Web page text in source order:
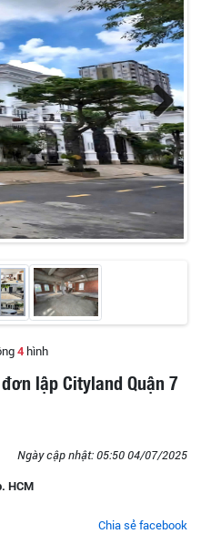
4 hình
lập Cityland Quận 7
Ngày cập nhật: 05:50 04/07/2025
HCM
Chia sẻ facebook